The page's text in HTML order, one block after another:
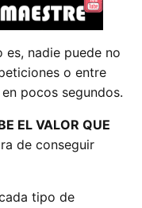
nadie puede no
o entre
pocos segundos.
EL VALOR QUE
de conseguir
tipo de